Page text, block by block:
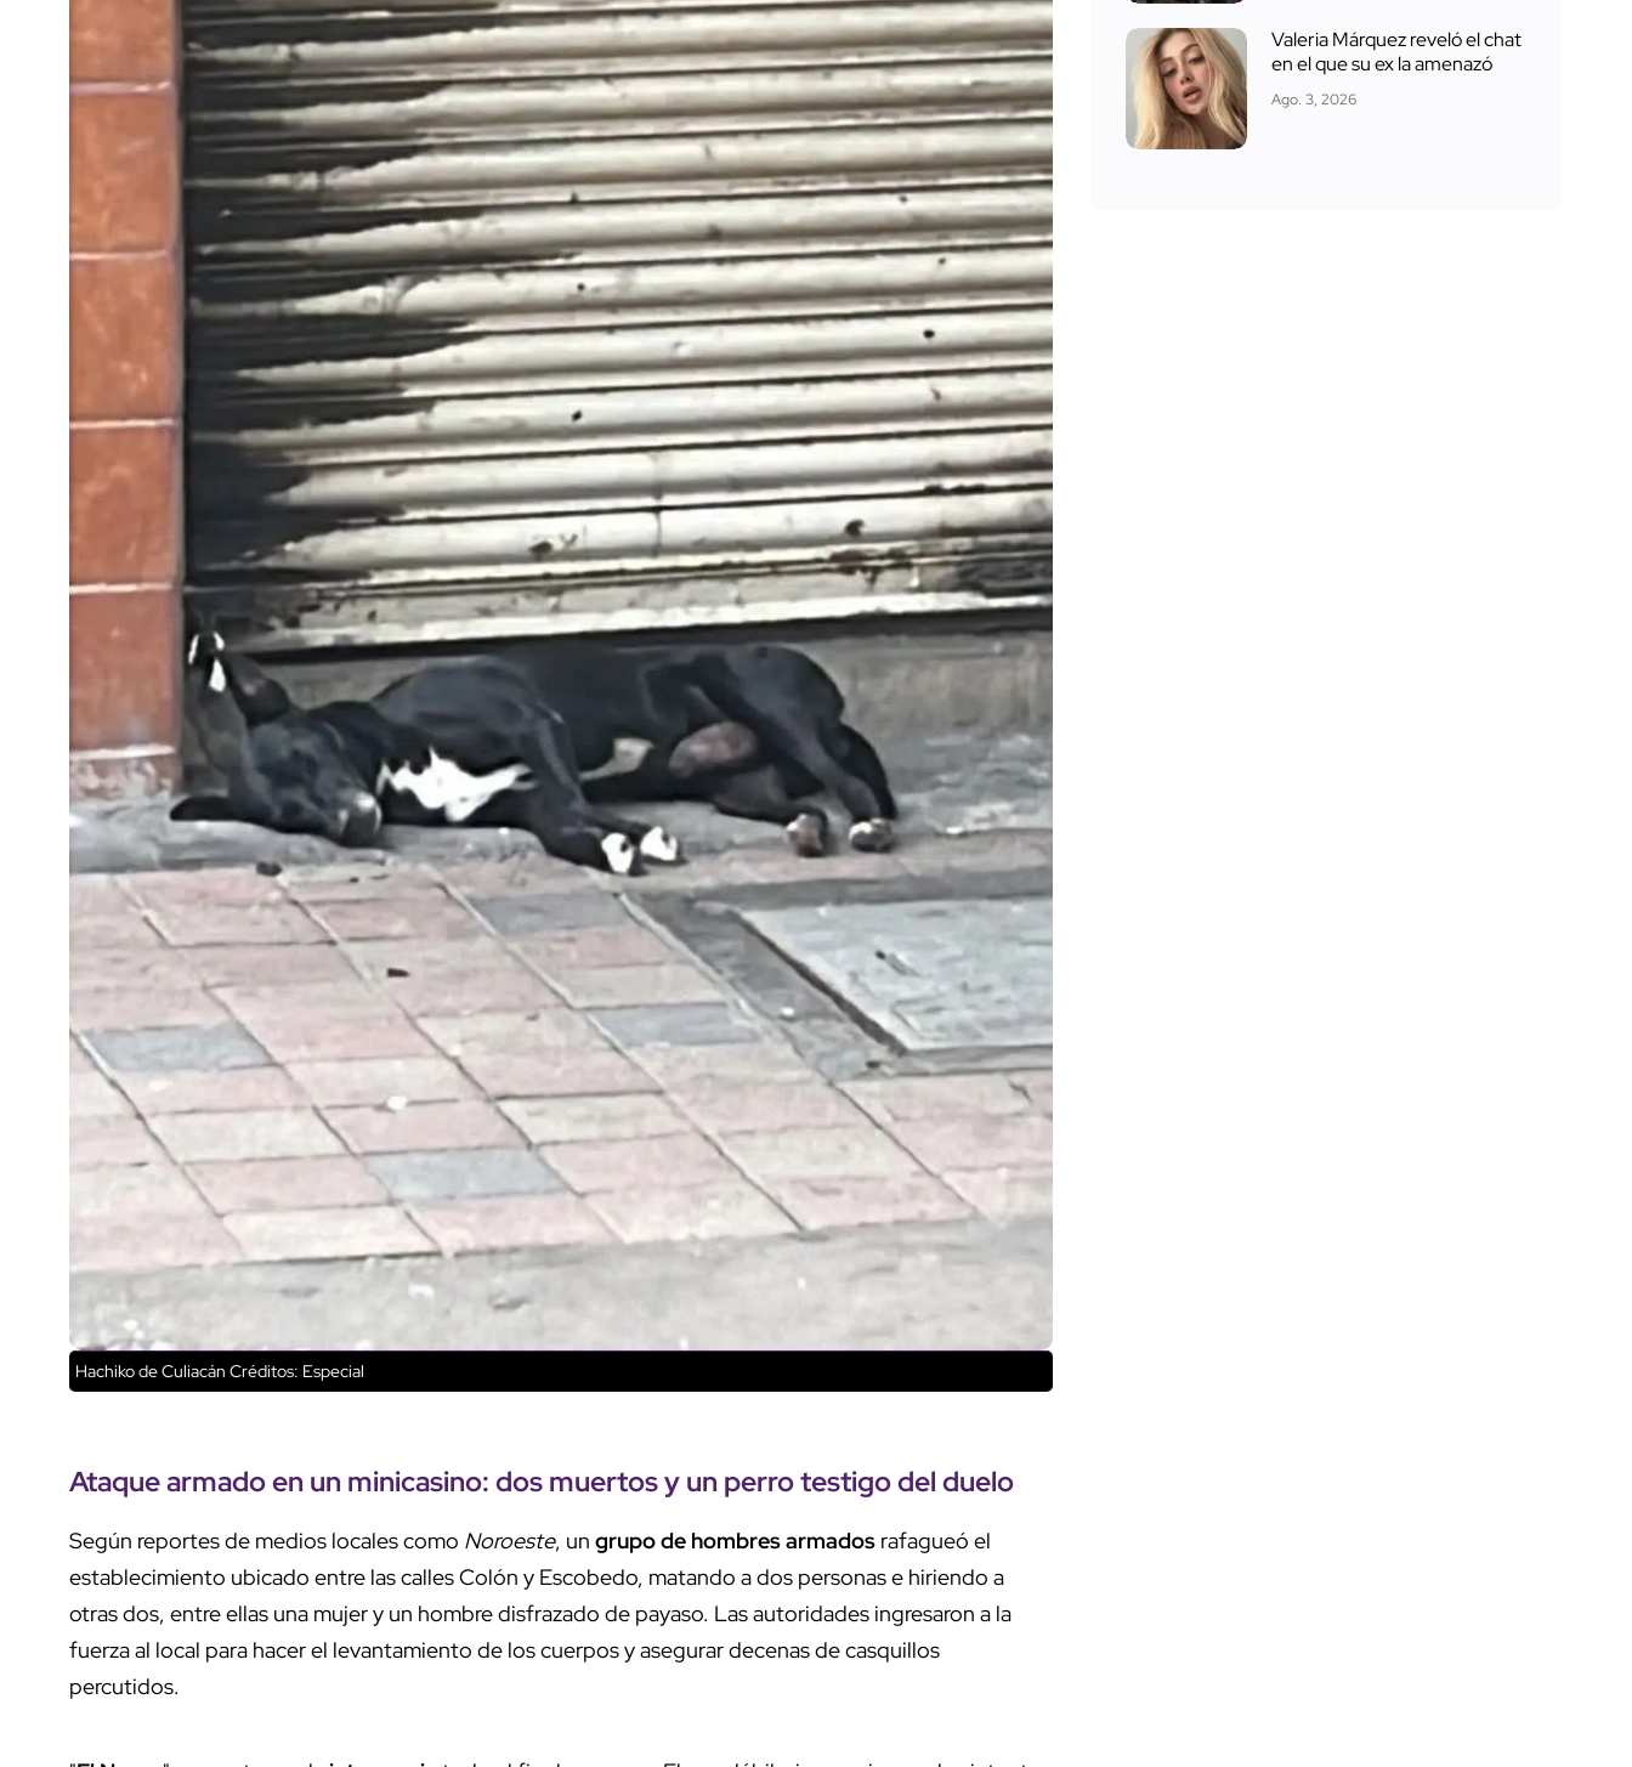
Hachiko de Culiacán Créditos: Especial
Ataque armado en un minicasino: dos muertos y un perro testigo del duelo
Según reportes de medios locales como Noroeste, un grupo de hombres armados rafagueó el
establecimiento ubicado entre las calles Colón y Escobedo, matando a dos personas e hiriendo a
otras dos, entre ellas una mujer y un hombre disfrazado de payaso. Las autoridades ingresaron a la
fuerza al local para hacer el levantamiento de los cuerpos y asegurar decenas de casquillos
percutidos.
Valeria Márquez reveló el chat
en el que su ex la amenazó
Ago. 3, 2026